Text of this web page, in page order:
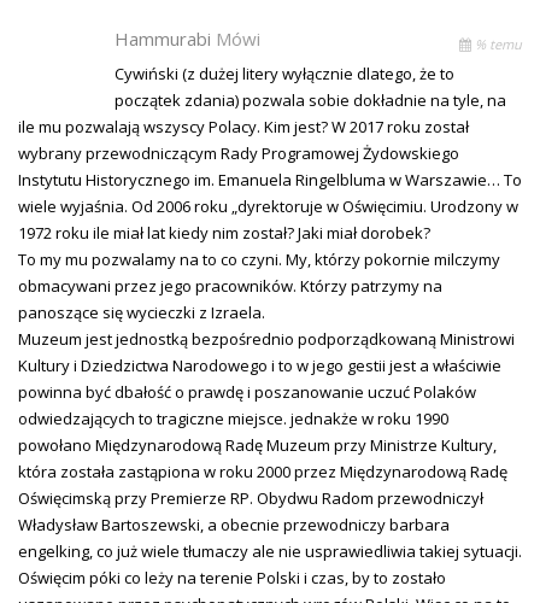
Hammurabi Mówi % temu
Cywiński (z dużej litery wyłącznie dlatego, że to
początek zdania) pozwala sobie dokładnie na tyle, na
ile mu pozwalają wszyscy Polacy. Kim jest? W 2017 roku został
wybrany przewodniczącym Rady Programowej Żydowskiego
Instytutu Historycznego im. Emanuela Ringelbluma w Warszawie… To
wiele wyjaśnia. Od 2006 roku „dyrektoruje w Oświęcimiu. Urodzony w
1972 roku ile miał lat kiedy nim został? Jaki miał dorobek?
To my mu pozwalamy na to co czyni. My, którzy pokornie milczymy
obmacywani przez jego pracowników. Którzy patrzymy na
panoszące się wycieczki z Izraela.
Muzeum jest jednostką bezpośrednio podporządkowaną Ministrowi
Kultury i Dziedzictwa Narodowego i to w jego gestii jest a właściwie
powinna być dbałość o prawdę i poszanowanie uczuć Polaków
odwiedzających to tragiczne miejsce. jednakże w roku 1990
powołano Międzynarodową Radę Muzeum przy Ministrze Kultury,
która została zastąpiona w roku 2000 przez Międzynarodową Radę
Oświęcimską przy Premierze RP. Obydwu Radom przewodniczył
Władysław Bartoszewski, a obecnie przewodniczy barbara
engelking, co już wiele tłumaczy ale nie usprawiedliwia takiej sytuacji.
Oświęcim póki co leży na terenie Polski i czas, by to zostało